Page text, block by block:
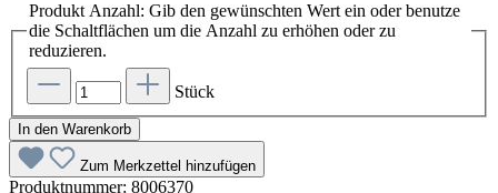
Produkt Anzahl: Gib den gewünschten Wert ein oder benutze
die Schaltflächen um die Anzahl zu erhöhen oder zu
reduzieren.
Stück
In den Warenkorb
Zum Merkzettel hinzufügen
Produktnummer: 8006370